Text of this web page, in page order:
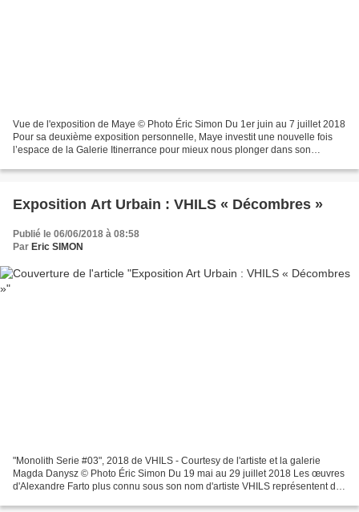
Vue de l'exposition de Maye © Photo Éric Simon Du 1er juin au 7 juillet 2018
Pour sa deuxième exposition personnelle, Maye investit une nouvelle fois
l’espace de la Galerie Itinerrance pour mieux nous plonger dans son
Exposition Art Urbain : VHILS « Décombres »
Publié le 06/06/2018 à 08:58
Par Eric SIMON
"Monolith Serie #03", 2018 de VHILS - Courtesy de l'artiste et la galerie
Magda Danysz © Photo Éric Simon Du 19 mai au 29 juillet 2018 Les œuvres
d'Alexandre Farto plus connu sous son nom d'artiste VHILS représentent des